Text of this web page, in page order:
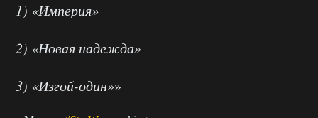
1) «Империя»
2) «Новая надежда»
3) «Изгой-один»»